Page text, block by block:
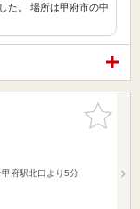
た。 場所は甲府市の中
お気に入
りに追加
府駅北口より5分